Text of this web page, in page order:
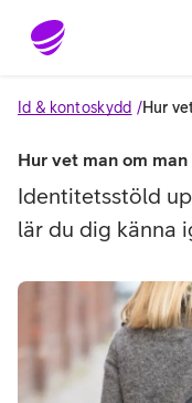
Gå till sidans innehåll
Id & kontoskydd Hur
Hur vet man om
Identitetsstöld
lär du dig känna